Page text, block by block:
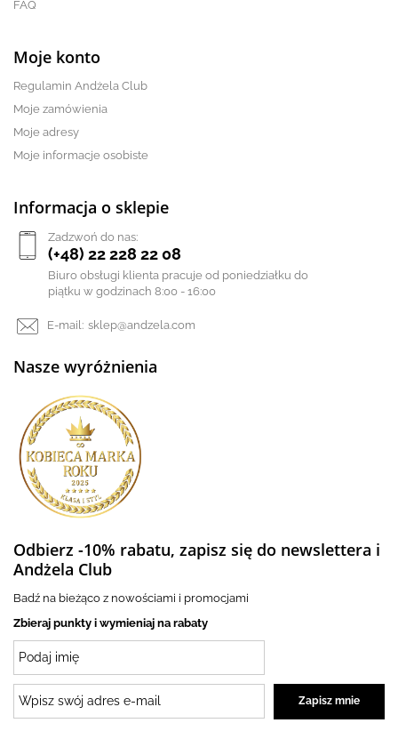
FAQ
Moje konto
Regulamin Andżela Club
Moje zamówienia
Moje adresy
Moje informacje osobiste
Informacja o sklepie
Zadzwoń do nas:
(+48) 22 228 22 08
Biuro obsługi klienta pracuje od poniedziałku do
piątku w godzinach 8:00 - 16:00
E-mail: sklep@andzela.com
Nasze wyróżnienia
Odbierz -10% rabatu, zapisz się do newslettera i
Andżela Club
Badź na bieżąco z nowościami i promocjami
Zbieraj punkty i wymieniaj na rabaty